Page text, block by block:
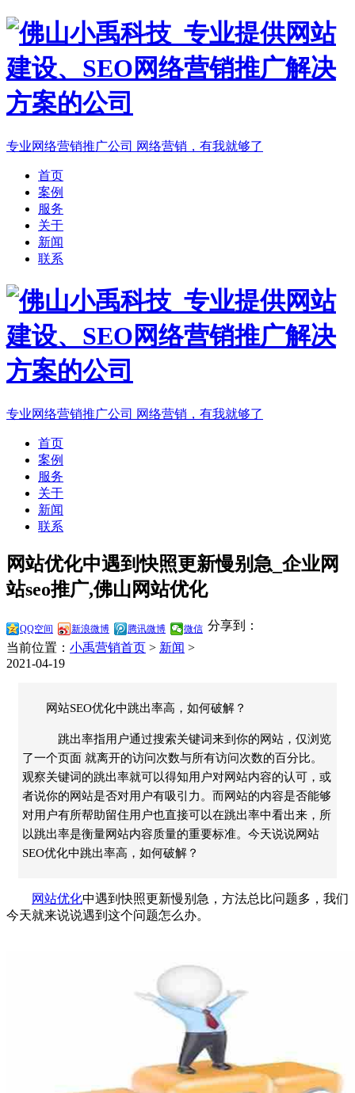
专业网络营销推广公司 网络营销，有我就够了
首页
案例
服务
关于
新闻
联系
专业网络营销推广公司 网络营销，有我就够了
首页
案例
服务
关于
新闻
联系
网站优化中遇到快照更新慢别急_企业网
站seo推广,佛山网站优化
分享到：
QQ空间 新浪微博 腾讯微博 微信
当前位置： 小禹营销首页 > 新闻 >
2021-04-19
网站SEO优化中跳出率高，如何破解？
跳出率指用户通过搜索关键词来到你的网站，仅浏览
了一个页面 就离开的访问次数与所有访问次数的百分比。
观察关键词的跳出率就可以得知用户对网站内容的认可，或
者说你的网站是否对用户有吸引力。而网站的内容是否能够
对用户有所帮助留住用户也直接可以在跳出率中看出来，所
以跳出率是衡量网站内容质量的重要标准。今天说说网站
SEO优化中跳出率高，如何破解？
网站优化中遇到快照更新慢别急，方法总比问题多，我们
今天就来说说遇到这个问题怎么办。